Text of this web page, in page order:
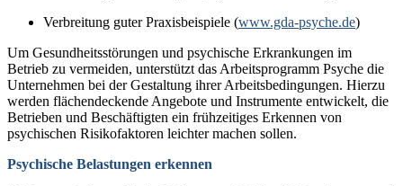
Verbreitung guter Praxisbeispiele (www.gda-psyche.de)
Um Gesundheitsstörungen und psychische Erkrankungen im
Betrieb zu vermeiden, unterstützt das Arbeitsprogramm Psyche die
Unternehmen bei der Gestaltung ihrer Arbeitsbedingungen. Hierzu
werden flächendeckende Angebote und Instrumente entwickelt, die
Betrieben und Beschäftigten ein frühzeitiges Erkennen von
psychischen Risikofaktoren leichter machen sollen.
Psychische Belastungen erkennen